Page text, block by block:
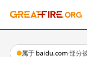
属于 baidu.com·部分